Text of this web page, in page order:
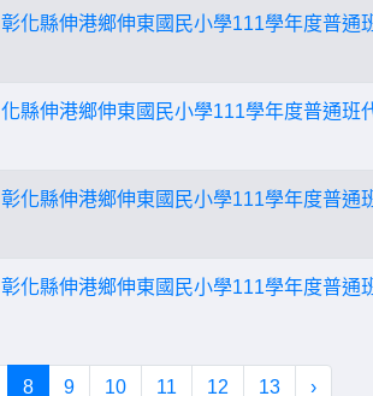
彰化縣伸港鄉伸東國民小學111學年度普通
化縣伸港鄉伸東國民小學111學年度普通班
彰化縣伸港鄉伸東國民小學111學年度普通
彰化縣伸港鄉伸東國民小學111學年度普通
8 9 10 11 12 13 ›